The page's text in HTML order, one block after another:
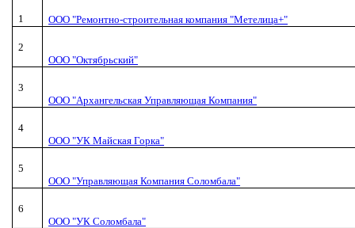
1 ООО "Ремонтно-строительная компания "Метелица+"
2
ООО "Октябрьский"
3
ООО "Архангельская Управляющая Компания"
4
ООО "УК Майская Горка"
5
ООО "Управляющая Компания Соломбала"
6
ООО "УК Соломбала"